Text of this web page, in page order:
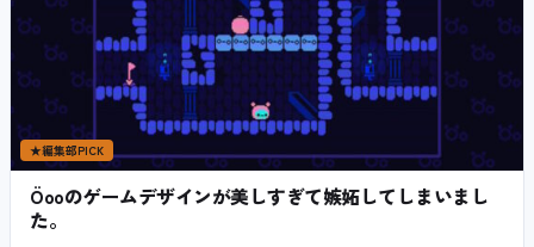
★編集部PICK
Öooのゲームデザインが美しすぎて嫉妬してしまいまし
た。